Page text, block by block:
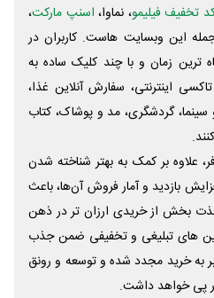
تخفیف فیلیمو، نماوا، اسنپ مارکت،
این وبسایت ‌هاست. کاربران در
ترین زمان و با چند کلیک ساده به
اینترنتی، سفارش آنلاین غذا،
سینما، گردشگری، مد و پوشاک، کتاب
علاوه بر کمک به بهتر شناخته شدن
بازدید و آمار فروش آن‌ها، باعث
بخش از خریدی ارزان تر در ذهن
های تبلیغی و تخفیفی ضمن جذب
به خرید مجدد شده و توسعه و رونق
پی خواهد داشت.